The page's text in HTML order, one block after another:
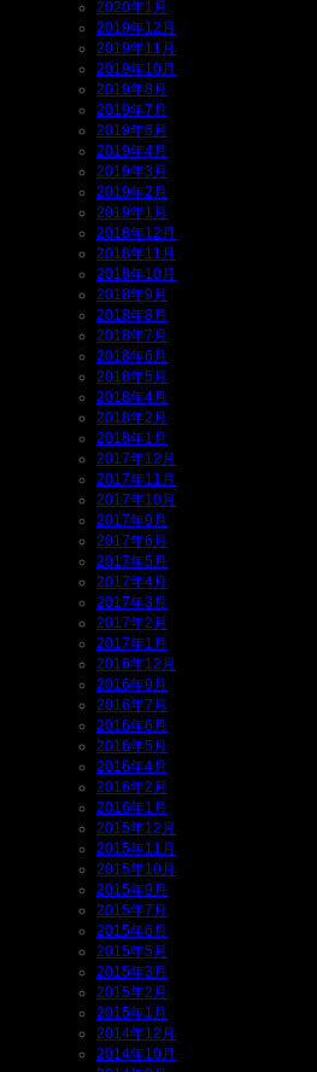
2020年1月
2019年12月
2019年11月
2019年10月
2019年8月
2019年7月
2019年6月
2019年4月
2019年3月
2019年2月
2019年1月
2018年12月
2018年11月
2018年10月
2018年9月
2018年8月
2018年7月
2018年6月
2018年5月
2018年4月
2018年2月
2018年1月
2017年12月
2017年11月
2017年10月
2017年9月
2017年6月
2017年5月
2017年4月
2017年3月
2017年2月
2017年1月
2016年12月
2016年9月
2016年7月
2016年6月
2016年5月
2016年4月
2016年2月
2016年1月
2015年12月
2015年11月
2015年10月
2015年9月
2015年7月
2015年6月
2015年5月
2015年3月
2015年2月
2015年1月
2014年12月
2014年10月